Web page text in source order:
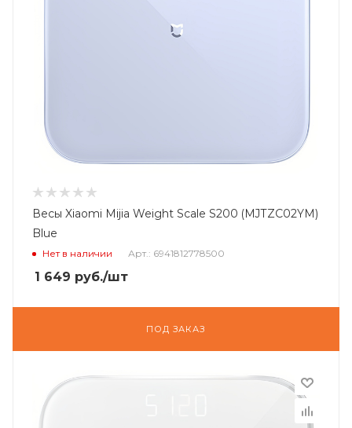
Весы Xiaomi Mijia Weight Scale S200 (MJTZC02YM)
Blue
Нет в наличии Арт.: 6941812778500
1 649 руб./шт
ПОД ЗАКАЗ